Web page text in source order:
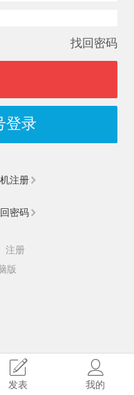
找回密码
登录
注册
密码
注册
版
发表 我的